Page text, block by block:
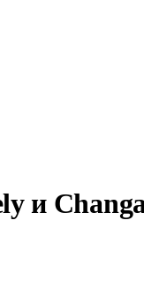
и